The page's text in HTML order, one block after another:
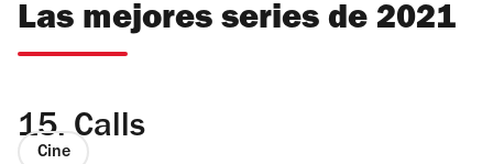
Las mejores series de 2021
15. Calls
Cine